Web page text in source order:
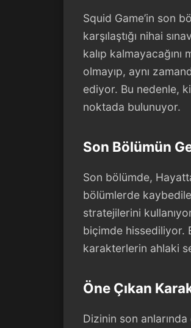
Squid Game’in son
karşılaştığı nihai
kalıp
olmayıp, aynı
ediyor. Bu nedenle,
noktada bulunuyor.
Son Bölümün
Son bölümde,
bölümlerde
stratejilerini
biçimde hissediliyor.
karakterlerin ahlaki
Öne Çıkan
Dizinin son